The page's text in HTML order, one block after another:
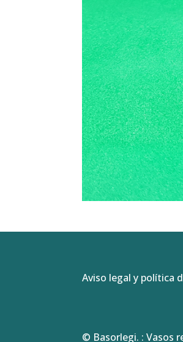
Aviso legal y política
© Basorlegi. : Vasos